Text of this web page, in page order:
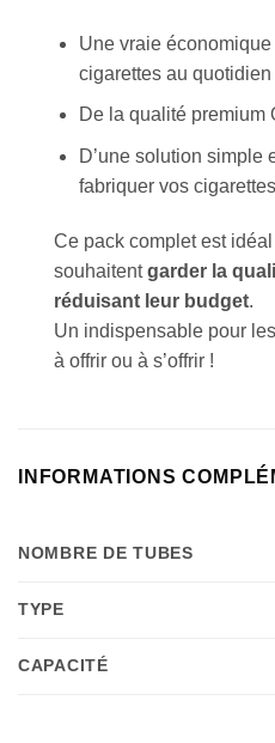
Une vraie
cigarettes au quotidien
De la qualité premium
D’une solution simple
fabriquer vos cigarettes
Ce pack complet est
souhaitentgarder la
réduisant leur budget.
Un indispensable pour
à offrir ou à s’offrir !
INFORMATIONS
NOMBRE DE TUBES
TYPE
CAPACITÉ
Appliquer les filtres